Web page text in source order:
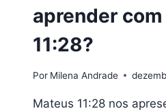
aprender
11:28?
Por Milena Andrade
Mateus 11:28 nos